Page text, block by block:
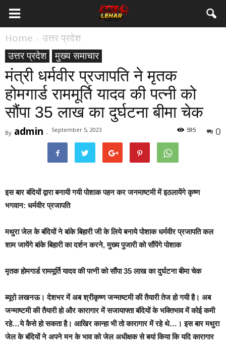
Home
उत्तर प्रदेश
उत्तर प्रदेश
मुख्य समाचार
मंत्री धर्मवीर प्रजापति ने मृतक
होमगार्ड राममूर्ति यादव की पत्नी को
सौंपा 35 लाख का दुर्घटना बीमा चेक
By admin - September 5, 2023 0
595
इस बार बंदियों द्वारा बनायी गयी पोशाक पहन कर जनमाष्टमी में इठलायेंगे कृष्ण
भगवान: धर्मवीर प्रजापति
मथुरा जेल के बंदियों ने बांके बिहारी जी के लिये बनाये पोशाक धर्मवीर प्रजापति कल
शाम जायेंगे बांके बिहारी का दर्शन करने, मुख्य पुजारी को सौंपेंगे पोशाक
मृतक होमगार्ड राममूर्ति यादव की पत्नी को सौंपा 35 लाख का दुर्घटना बीमा चेक
ब्यूरो लखनऊ। देशभर में अब श्रीकृष्ण जन्माष्टमी की तैयारी तेज हो गयी है। अब
जन्माष्टमी की तैयारी हो और कारागार में सजायाफ्ता बंदियों के भक्तिभाव में कोई कमी
रहे…ये कैसे हो सकता है। आखिर कान्हा भी तो कारागार में रहे थे…। इस बार मथुरा
जेल के बंदियों ने अपने मन के भाव को जेल अधीक्षक से बयां किया कि यदि कारागार